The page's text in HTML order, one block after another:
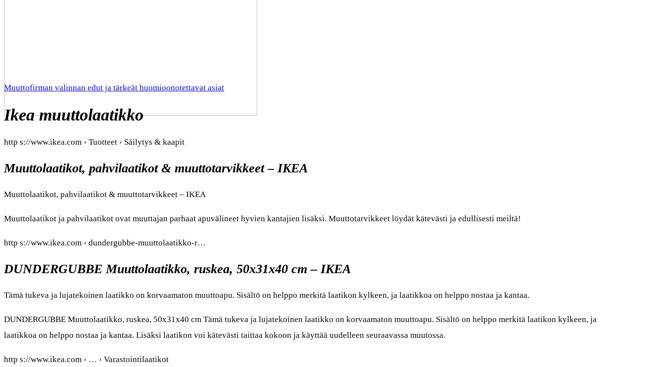
Muuttofirman valinnan edut ja tärkeät huomioonotettavat asiat
Ikea muuttolaatikko
http s://www.ikea.com › Tuotteet › Säilytys & kaapit
Muuttolaatikot, pahvilaatikot & muuttotarvikkeet – IKEA
Muuttolaatikot, pahvilaatikot & muuttotarvikkeet – IKEA
Muuttolaatikot ja pahvilaatikot ovat muuttajan parhaat apuvälineet hyvien kantajien lisäksi. Muuttotarvikkeet löydät kätevästi ja edullisesti meiltä!
http s://www.ikea.com › dundergubbe-muuttolaatikko-r…
DUNDERGUBBE Muuttolaatikko, ruskea, 50x31x40 cm – IKEA
Tämä tukeva ja lujatekoinen laatikko on korvaamaton muuttoapu. Sisältö on helppo merkitä laatikon kylkeen, ja laatikkoa on helppo nostaa ja kantaa.
DUNDERGUBBE Muuttolaatikko, ruskea, 50x31x40 cm Tämä tukeva ja lujatekoinen laatikko on korvaamaton muuttoapu. Sisältö on helppo merkitä laatikon kylkeen, ja
laatikkoa on helppo nostaa ja kantaa. Lisäksi laatikon voi kätevästi taittaa kokoon ja käyttää uudelleen seuraavassa muutossa.
http s://www.ikea.com › … › Varastointilaatikot